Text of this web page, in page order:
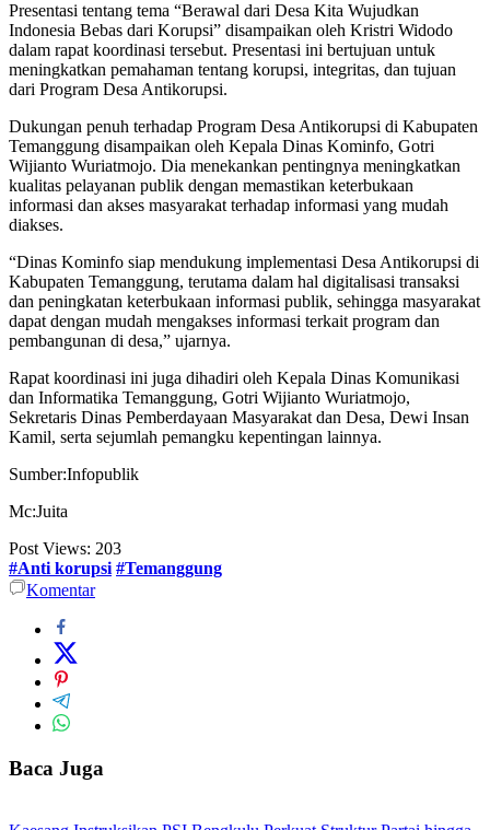
Presentasi tentang tema “Berawal dari Desa Kita Wujudkan
Indonesia Bebas dari Korupsi” disampaikan oleh Kristri Widodo
dalam rapat koordinasi tersebut. Presentasi ini bertujuan untuk
meningkatkan pemahaman tentang korupsi, integritas, dan tujuan
dari Program Desa Antikorupsi.
Dukungan penuh terhadap Program Desa Antikorupsi di Kabupaten
Temanggung disampaikan oleh Kepala Dinas Kominfo, Gotri
Wijianto Wuriatmojo. Dia menekankan pentingnya meningkatkan
kualitas pelayanan publik dengan memastikan keterbukaan
informasi dan akses masyarakat terhadap informasi yang mudah
diakses.
“Dinas Kominfo siap mendukung implementasi Desa Antikorupsi di
Kabupaten Temanggung, terutama dalam hal digitalisasi transaksi
dan peningkatan keterbukaan informasi publik, sehingga masyarakat
dapat dengan mudah mengakses informasi terkait program dan
pembangunan di desa,” ujarnya.
Rapat koordinasi ini juga dihadiri oleh Kepala Dinas Komunikasi
dan Informatika Temanggung, Gotri Wijianto Wuriatmojo,
Sekretaris Dinas Pemberdayaan Masyarakat dan Desa, Dewi Insan
Kamil, serta sejumlah pemangku kepentingan lainnya.
Sumber:Infopublik
Mc:Juita
Post Views: 203
#Anti korupsi #Temanggung
Komentar
Baca Juga